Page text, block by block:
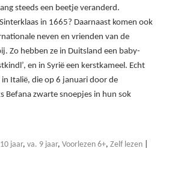
steeds een beetje veranderd.
in 1665? Daarnaast komen ook
neven en vrienden van de
Zo hebben ze in Duitsland een baby-
en in Syrië een kerstkameel. Echt
Italië, die op 6 januari door de
Befana zwarte snoepjes in hun sok
jaar, va. 9 jaar, Voorlezen 6+, Zelf lezen